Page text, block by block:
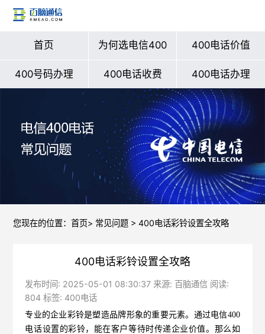
首页 为何选电信400 400电话价值
400号码办理 400电话收费 400电话办理
您现在的位置： 首页> 常见问题> 400电话彩铃设置全攻略
400电话彩铃设置全攻略
发布时间: 2025-05-01 08:30:37 来源: 百脑通信 阅读:
804 标签: 400电话
专业的企业彩铃是塑造品牌形象的重要元素。通过 电信400
电话设置的彩铃，能在客户等待时传递企业价值。那么如